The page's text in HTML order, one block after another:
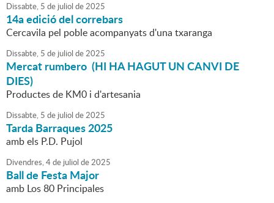
Dissabte, 5 de juliol de2025
14a edició del correbars
Cercavila pel poble acompanyats d'una txaranga
Dissabte, 5 de juliol de2025
Mercat rumbero (HI HA HAGUT UN CANVI DE
DIES)
Productes de KM0 i d'artesania
Dissabte, 5 de juliol de2025
Tarda Barraques 2025
amb els P.D. Pujol
Divendres,4de juliol de2025
Ball de Festa Major
amb Los 80 Principales